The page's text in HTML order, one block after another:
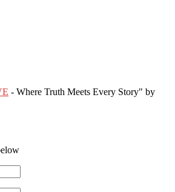
- Where Truth Meets Every Story" by